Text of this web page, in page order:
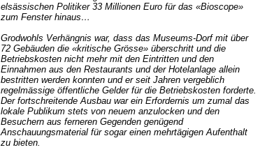
elsässischen Politiker 33 Millionen Euro für das «Bioscope»
zum Fenster hinaus…
Grodwohls Verhängnis war, dass das Museums-Dorf mit über
72 Gebäuden die «kritische Grösse» überschritt und die
Betriebskosten nicht mehr mit den Eintritten und den
Einnahmen aus den Restaurants und der Hotelanlage allein
bestritten werden konnten und er seit Jahren vergeblich
regelmässige öffentliche Gelder für die Betriebskosten forderte.
Der fortschreitende Ausbau war ein Erfordernis um zumal das
lokale Publikum stets von neuem anzulocken und den
Besuchern aus ferneren Gegenden genügend
Anschauungsmaterial für sogar einen mehrtägigen Aufenthalt
zu bieten.